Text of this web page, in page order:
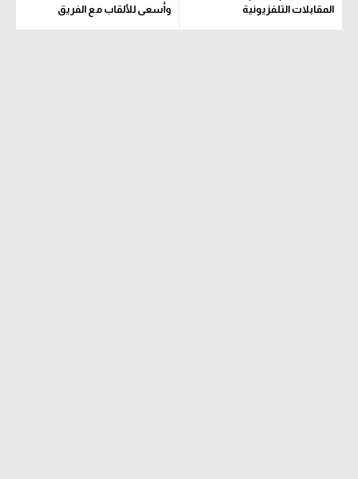
المقابلات التلفزيونية
وأسعى للألقاب مع الفريق